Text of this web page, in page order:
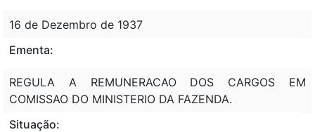
16 de Dezembro de 1937
Ementa:
REGULA A REMUNERACAO DOS CARGOS EM
COMISSAO DO MINISTERIO DA FAZENDA.
Situação: